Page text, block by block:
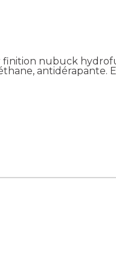
finition nubuck
antidérapante.